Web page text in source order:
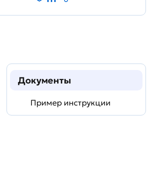
Документы
Пример инструкции